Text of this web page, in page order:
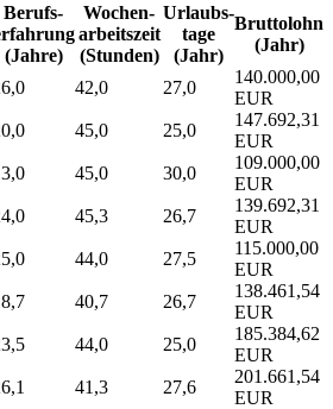
Berufs­
(Jahre)
Wochen­
arbeitszeit
(Stunden)
Urlaubs­
tage
(Jahr)
Bruttolohn
(Jahr)
42,0 27,0
140.000,00
EUR
45,0 25,0
147.692,31
EUR
45,0 30,0
109.000,00
EUR
45,3 26,7
139.692,31
EUR
44,0 27,5
115.000,00
EUR
40,7 26,7
138.461,54
EUR
44,0 25,0
185.384,62
EUR
41,3 27,6
201.661,54
EUR